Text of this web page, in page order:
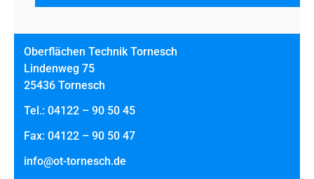
Oberflächen Technik Tornesch
Lindenweg 75
25436 Tornesch
Tel.: 04122 – 90 50 45
Fax: 04122 – 90 50 47
info@ot-tornesch.de